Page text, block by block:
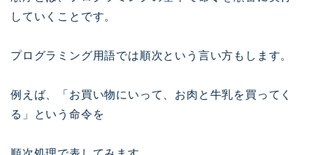
していくことです。
プログラミング用語では順次という言い方もします。
例えば、「お買い物にいって、お肉と牛乳を買ってく
る」という命令を